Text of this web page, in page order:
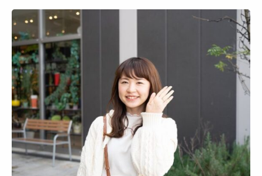
広告掲載について プライバシーポリシー
インフォマティブデータポリシ
ー
利用規約